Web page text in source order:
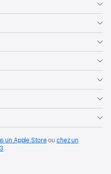
un Apple Storeouchez un
.